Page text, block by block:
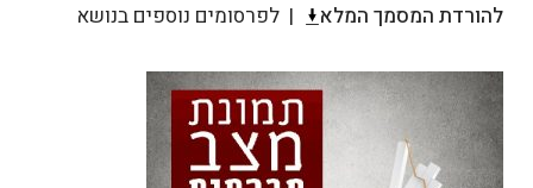
להורדת המסמך המלא לפרסומים נוספים בנושא